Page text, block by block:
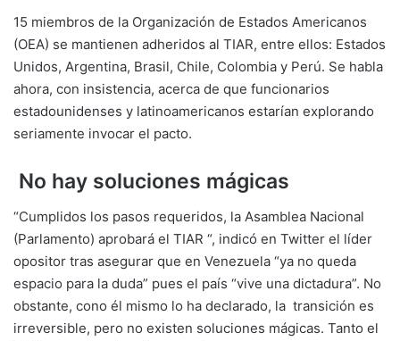
15 miembros de la Organización de Estados Americanos
(OEA) se mantienen adheridos al TIAR, entre ellos: Estados
Unidos, Argentina, Brasil, Chile, Colombia y Perú. Se habla
ahora, con insistencia, acerca de que funcionarios
estadounidenses y latinoamericanos estarían explorando
seriamente invocar el pacto.
No hay soluciones mágicas
“Cumplidos los pasos requeridos, la Asamblea Nacional
(Parlamento) aprobará el TIAR “, indicó en Twitter el líder
opositor tras asegurar que en Venezuela “ya no queda
espacio para la duda” pues el país “vive una dictadura”. No
obstante, cono él mismo lo ha declarado, la transición es
irreversible, pero no existen soluciones mágicas. Tanto el